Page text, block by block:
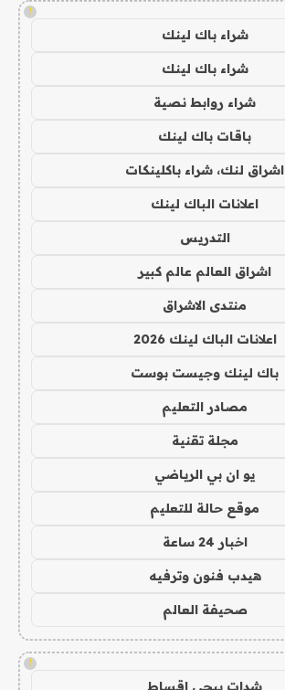
!
شراء باك لينك
شراء باك لينك
شراء روابط نصية
باقات باك لينك
اشراق لنك، شراء باكلينكات
اعلانات الباك لينك
التدريس
اشراق العالم عالم كبير
منتدى الاشراق
اعلانات الباك لينك 2026
باك لينك وجيست بوست
مصادر التعليم
مجلة تقنية
يو ان بي الرياضي
موقع حالة للتعليم
اخبار 24 ساعة
هيدب فنون وترفيه
صحيفة العالم
!
شدات ببجي اقساط